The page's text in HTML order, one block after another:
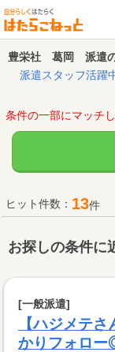
豊栄社 葛岡 派遣
派遣スタッフ活躍
条件の一部にマッチ
ヒット件数： 13件
お探しの条件に
[一般派遣]
【ハジメテ
かりフォロ